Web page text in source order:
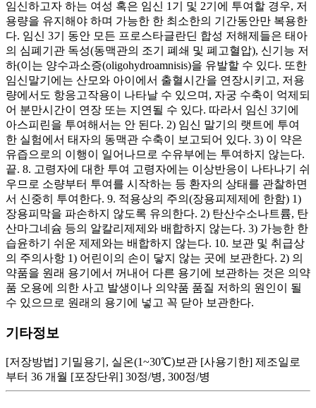
임신하고자 하는 여성 혹은 임신 1기 및 2기에 투여할 경우, 저
용량을 유지해야 하며 가능한 한 최소한의 기간동안만 복용한
다. 임신 3기 동안 모든 프로스타글란딘 합성 저해제들은 태아
의 심폐기관 독성(동맥관의 조기 폐쇄 및 폐고혈압), 신기능 저
하(이는 양수과소증(oligohydroamnisis)을 유발할 수 있다. 또한
임신말기에는 산모와 아이에서 출혈시간을 연장시키고, 저용
량에서도 항응고작용이 나타날 수 있으며, 자궁 수축이 억제되
어 분만시간이 연장 또는 지연될 수 있다. 따라서 임신 3기에
아스피린을 투여해서는 안 된다. 2) 임신 말기의 랫트에 투여
한 실험에서 태자의 동맥관 수축이 보고되어 있다. 3) 이 약은
유즙으로의 이행이 일어나므로 수유부에는 투여하지 않는다.
끝. 8. 고령자에 대한 투여 고령자에는 이상반응이 나타나기 쉬
우므로 소량부터 투여를 시작하는 등 환자의 상태를 관찰하면
서 신중히 투여한다. 9. 적용상의 주의(장용피제제에 한함) 1)
장용피막을 파손하지 않도록 유의한다. 2) 탄산수소나트륨, 탄
산마그네슘 등의 알칼리제제와 배합하지 않는다. 3) 가능한 한
습윤하기 쉬운 제제와는 배합하지 않는다. 10. 보관 및 취급상
의 주의사항 1) 어린이의 손이 닿지 않는 곳에 보관한다. 2) 의
약품을 원래 용기에서 꺼내어 다른 용기에 보관하는 것은 의약
품 오용에 의한 사고 발생이나 의약품 품질 저하의 원인이 될
수 있으므로 원래의 용기에 넣고 꼭 닫아 보관한다.
기타정보
[저장방법] 기밀용기, 실온(1~30℃)보관 [사용기한] 제조일로
부터 36 개월 [포장단위] 30정/병, 300정/병